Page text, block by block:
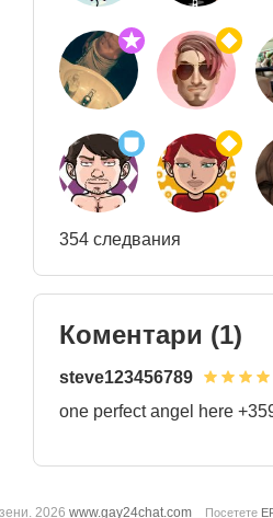
354 следвания
Коментари (1)
steve123456789
one perfect angel here
2026 www.gay24chat.com Посетете